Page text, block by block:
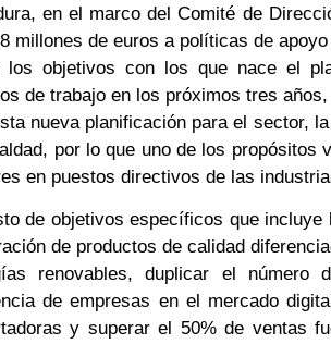
en el marco del Comité de
millones de euros a políticas de
los objetivos con los que nace el
de trabajo en los próximos tres
nueva planificación para el sector,
por lo que uno de los propósitos
en puestos directivos de las
de objetivos específicos que
de productos de calidad
renovables, duplicar el número
de empresas en el mercado
y superar el 50% de ventas